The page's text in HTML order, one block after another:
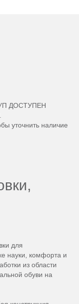
ДОСТУПЕН
уточнить наличие
для
науки, комфорта и
из области
обуви на